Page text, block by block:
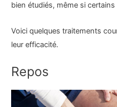
bien étudiés, même si
Voici quelques traitements
leur efficacité.
Repos